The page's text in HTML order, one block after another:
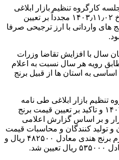
جلسه کارگروه تنظیم بازار ابلاغی
طی نامه شماره ۲۴۵۵۳۳۰ مورخ ۱۴۰۳٫۱۱٫۰۲ مجدداً بر تعیین
های وارداتی با ارز ترجیحی صرفا
سال با افزایش تقاضا وزرات
رویه هر سال نسبت به اعلام
به استان ها از قبیل برنج
تنظیم بازار ابلاغی طی نامه
شماره ۴۴۵۵۳۳۰ مورخ ۱۴۰۳٫۱۷۰۲ و تاکید بر تعیین قیمت برنج
و بر اساس گزارش اعلامی
تولید کنندگان و محاسبات قیمت
فروش مصرف کننده هر کیلوگرم برنج هندی معادل ۴۸۲۵۰۰ ریال و
شد.